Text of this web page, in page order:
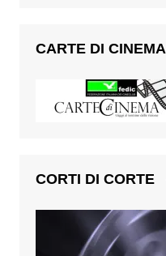
CARTE DI CINEMA
CORTI DI CORTE